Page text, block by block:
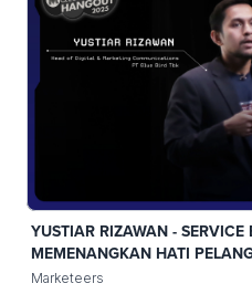
YUSTIAR RIZAWAN - SERVICE
MEMENANGKAN HATI
Marketeers